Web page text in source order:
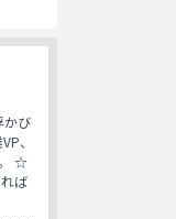
かび
、
☆
ば